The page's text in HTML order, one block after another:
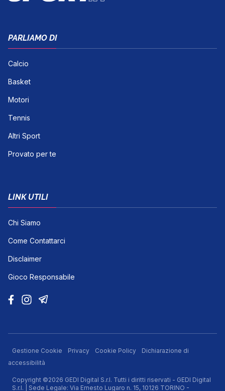
PARLIAMO DI
Calcio
Basket
Motori
Tennis
Altri Sport
Provato per te
LINK UTILI
Chi Siamo
Come Contattarci
Disclaimer
Gioco Responsabile
Gestione Cookie Privacy Cookie Policy
Dichiarazione di
accessibilità
Copyright ©2026 GEDI Digital S.r.l. Tutti i diritti riservati - GEDI Digital
S.r.l. | Sede Legale: Via Ernesto Lugaro n. 15, 10126 TORINO -